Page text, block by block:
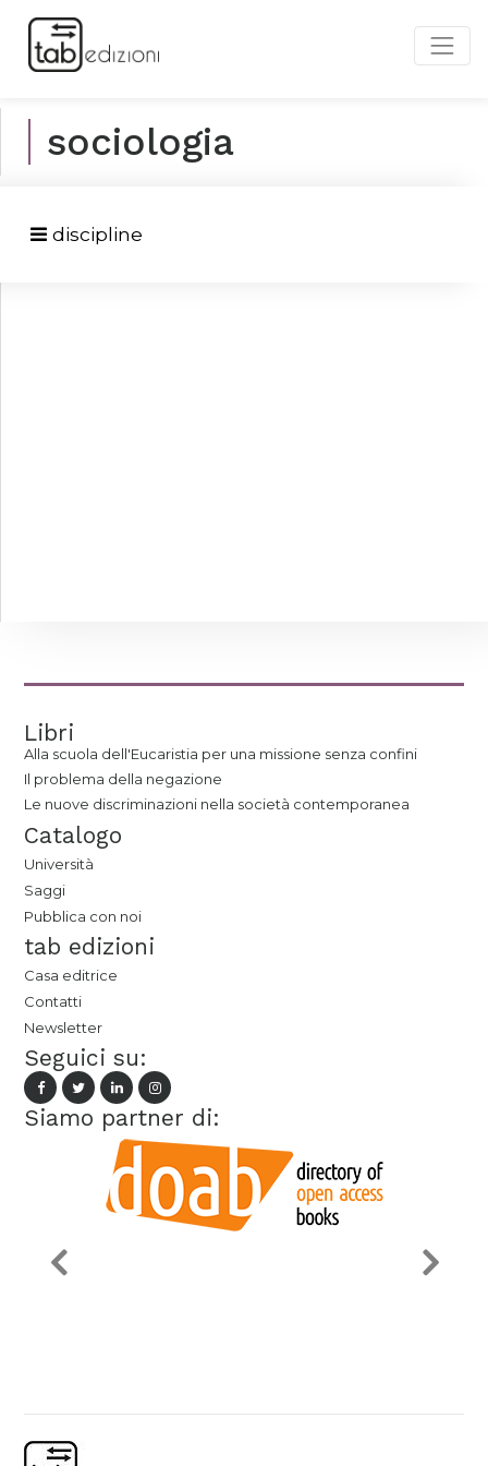
sociologia
discipline
Libri
Alla scuola dell'Eucaristia per una missione senza confini
Il problema della negazione
Le nuove discriminazioni nella società contemporanea
Catalogo
Università
Saggi
Pubblica con noi
tab edizioni
Casa editrice
Contatti
Newsletter
Seguici su:
Siamo partner di: